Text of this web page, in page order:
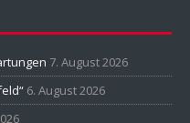
7. August 2026
6. August 2026